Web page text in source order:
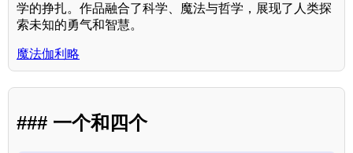
学的挣扎。作品融合了科学、魔法与哲学，展现了人类探
索未知的勇气和智慧。
魔法伽利略
### 一个和四个